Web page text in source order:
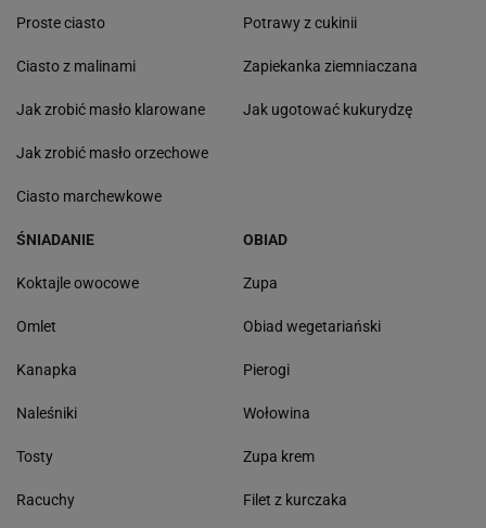
Proste ciasto
Ciasto z malinami
Jak zrobić masło klarowane
Jak zrobić masło orzechowe
Ciasto marchewkowe
Potrawy z cukinii
Zapiekanka ziemniaczana
Jak ugotować kukurydzę
ŚNIADANIE
Koktajle owocowe
Omlet
Kanapka
Naleśniki
Tosty
Racuchy
OBIAD
Zupa
Obiad wegetariański
Pierogi
Wołowina
Zupa krem
Filet z kurczaka